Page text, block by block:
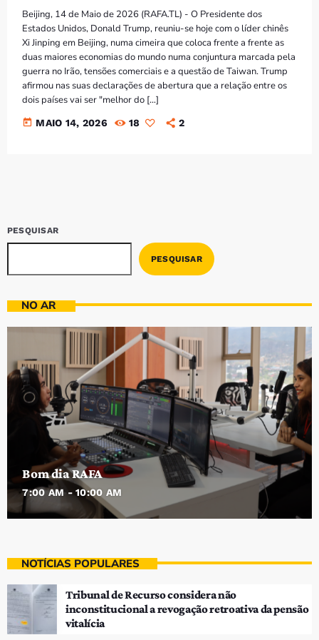
PORTUGUÊS
PRÓXIMOS PROGRAMAS
Bom dia RAFA
7:00 AM - 10:00 AM
Bom dia RAFA
Beijing, 14 de Maio de 2026 (RAFA.TL) - O Presidente dos
Estados Unidos, Donald Trump, reuniu-se hoje com o líder chinês
Xi Jinping em Beijing, numa cimeira que coloca frente a frente as
duas maiores economias do mundo numa conjuntura marcada pela
guerra no Irão, tensões comerciais e a questão de Taiwan. Trump
afirmou nas suas declarações de abertura que a relação entre os
dois países vai ser "melhor do […]
today MAIO 14, 2026 18 2
PESQUISAR
PESQUISAR
NO AR
Bom dia RAFA
7:00 AM - 10:00 AM
NOTÍCIAS POPULARES
Tribunal de Recurso considera não
inconstitucional a revogação retroativa da pensão
vitalícia